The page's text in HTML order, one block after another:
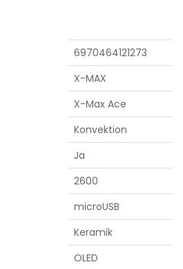
6970464121273
X-MAX
X-Max Ace
Konvektion
Ja
2600
microUSB
Keramik
OLED